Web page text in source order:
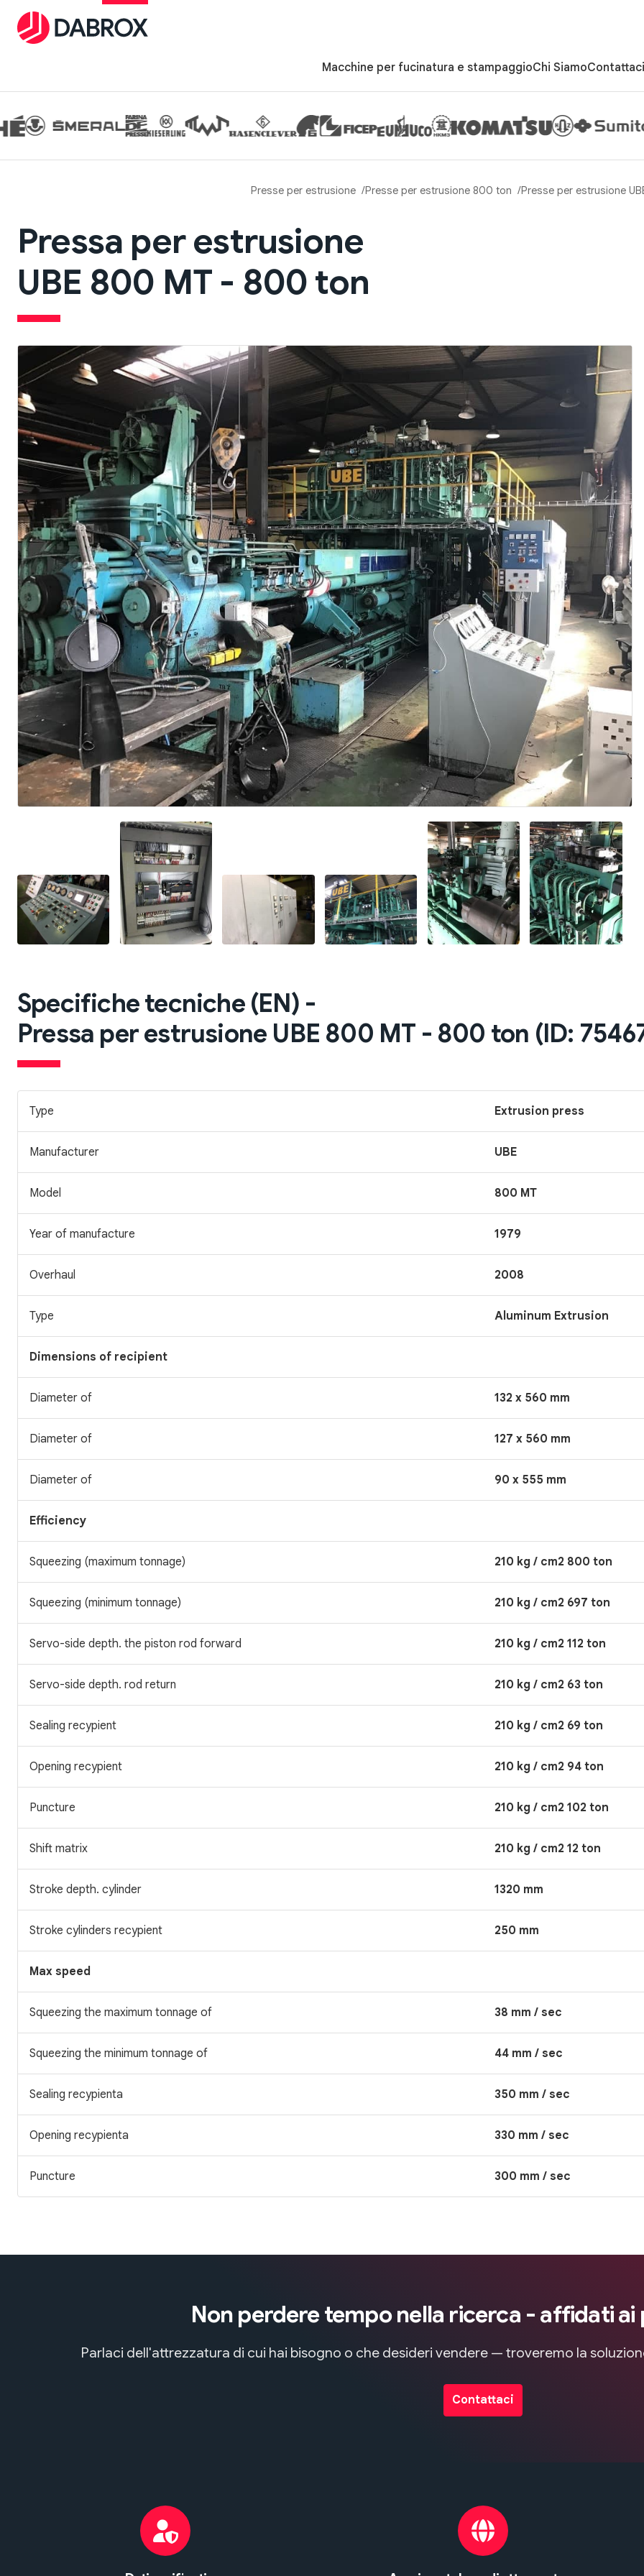
Macchine per fucinatura e stampaggioChi SiamoContattaci
Presse per estrusione Presse per estrusione 800 ton Presse per estrusione
Pressa per estrusione
UBE 800 MT - 800 ton
Specifiche tecniche (EN) -
Pressa per estrusione UBE 800 MT - 800 ton (ID:
Type Extrusion press
Manufacturer UBE
Model 800 MT
Year of manufacture 1979
Overhaul 2008
Type Aluminum Extrusion
Dimensions of recipient
Diameter of 132 x 560 mm
Diameter of 127 x 560 mm
Diameter of 90 x 555 mm
Efficiency
Squeezing (maximum tonnage) 210 kg / cm2 800 ton
Squeezing (minimum tonnage) 210 kg / cm2 697 ton
Servo-side depth. the piston rod forward 210 kg / cm2 112 ton
Servo-side depth. rod return 210 kg / cm2 63 ton
Sealing recypient 210 kg / cm2 69 ton
Opening recypient 210 kg / cm2 94 ton
Puncture 210 kg / cm2 102 ton
Shift matrix 210 kg / cm2 12 ton
Stroke depth. cylinder 1320 mm
Stroke cylinders recypient 250 mm
Max speed
Squeezing the maximum tonnage of 38 mm / sec
Squeezing the minimum tonnage of 44 mm / sec
Sealing recypienta 350 mm / sec
Opening recypienta 330 mm / sec
Puncture 300 mm / sec
Non perdere tempo nella ricerca - affidati ai
Parlaci dell'attrezzatura di cui hai bisogno o che desideri vendere — troveremo la
Contattaci